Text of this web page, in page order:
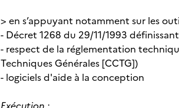
> en s’appuyant notamment sur les
- Décret 1268 du 29/11/1993
- respect de la réglementation
Techniques Générales [CCTG])
- logiciels d'aide à la conception